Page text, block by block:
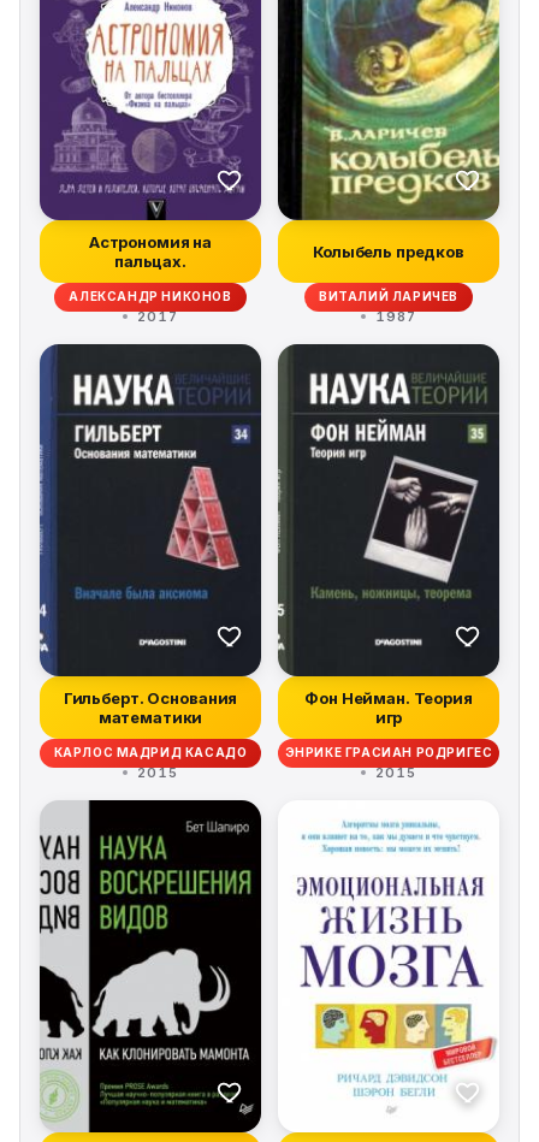
Астрономия на
пальцах.
АЛЕКСАНДР НИКОНОВ
2017
Колыбель предков
ВИТАЛИЙ ЛАРИЧЕВ
1987
Гильберт. Основания
математики
КАРЛОС МАДРИД КАСАДО
2015
Фон Нейман. Теория
игр
ЭНРИКЕ ГРАСИАН РОДРИГЕС
2015